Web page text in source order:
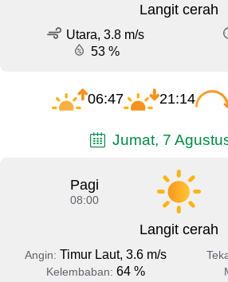
Langit cerah
Utara, 3.8 m/s
53 %
06:47 21:14
Jumat, 7
Pagi
08:00
Langit cerah
Angin: Timur Laut, 3.6 m/s
Kelembaban: 64 %